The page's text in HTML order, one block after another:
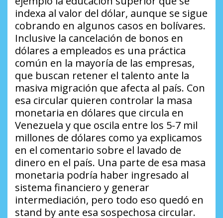
indexa al valor del dólar, aunque se sigue
cobrando en algunos casos en bolívares.
Inclusive la cancelación de bonos en
dólares a empleados es una práctica
común en la mayoría de las empresas,
que buscan retener el talento ante la
masiva migración que afecta al país. Con
esa circular quieren controlar la masa
monetaria en dólares que circula en
Venezuela y que oscila entre los 5-7 mil
millones de dólares como ya explicamos
en el comentario sobre el lavado de
dinero en el país. Una parte de esa masa
monetaria podría haber ingresado al
sistema financiero y generar
intermediación, pero todo eso quedó en
stand by ante esa sospechosa circular.